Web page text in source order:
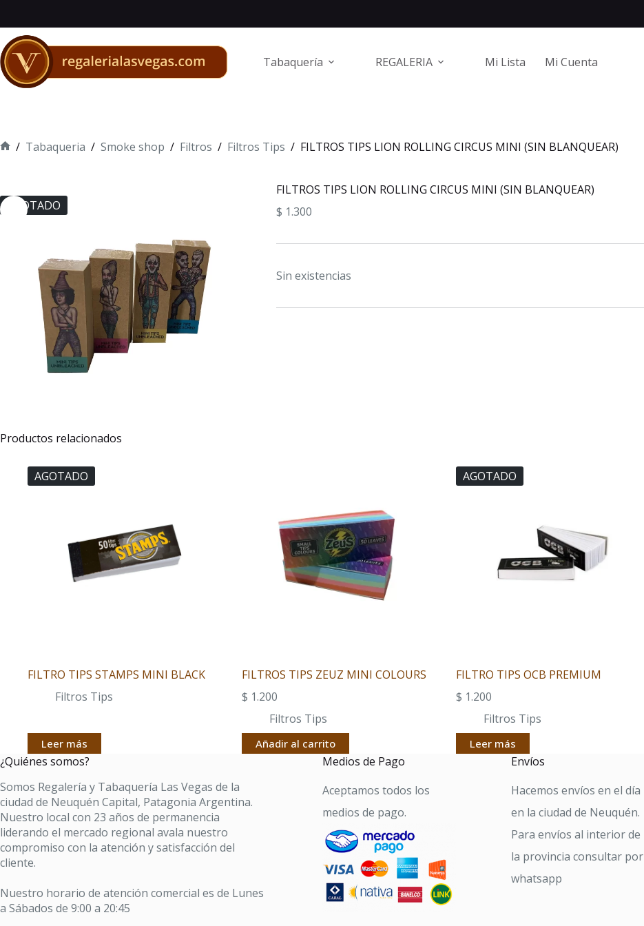
contenido
Tabaquería
REGALERIA Mi Lista Mi Cuenta
/ Tabaqueria / Smoke shop / Filtros / Filtros Tips / FILTROS TIPS LION ROLLING CIRCUS MINI (SIN BLANQUEAR)
AGOTADO
FILTROS TIPS LION ROLLING CIRCUS MINI (SIN BLANQUEAR)
$ 1.300
Sin existencias
Productos relacionados
AGOTADO
FILTRO TIPS STAMPS MINI BLACK
Filtros Tips
Leer más
FILTROS TIPS ZEUZ MINI COLOURS
$ 1.200
Filtros Tips
Añadir al carrito
AGOTADO
FILTRO TIPS OCB PREMIUM
$ 1.200
Filtros Tips
Leer más
¿Quiénes somos?
Somos Regalería y Tabaquería Las Vegas de la
ciudad de Neuquén Capital, Patagonia Argentina.
Nuestro local con 23 años de permanencia
liderando el mercado regional avala nuestro
compromiso con la atención y satisfacción del
cliente.
Nuestro horario de atención comercial es de Lunes
a Sábados de 9:00 a 20:45
Medios de Pago
Aceptamos todos los
medios de pago.
Envíos
Hacemos envíos en el día
en la ciudad de Neuquén.
Para envíos al interior de
la provincia consultar por
whatsapp